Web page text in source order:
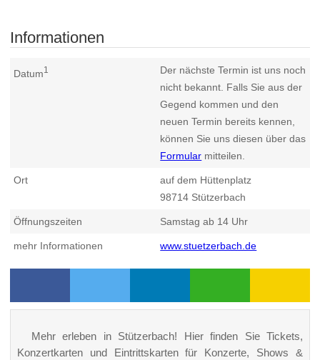
Informationen
Datum1
Der nächste Termin ist uns noch
nicht bekannt. Falls Sie aus der
Gegend kommen und den
neuen Termin bereits kennen,
können Sie uns diesen über das
Formular mitteilen.
Ort
auf dem Hüttenplatz
98714 Stützerbach
Öffnungszeiten Samstag ab 14 Uhr
mehr Informationen www.stuetzerbach.de
Mehr erleben in Stützerbach! Hier finden Sie Tickets,
Konzertkarten und Eintrittskarten für Konzerte, Shows &